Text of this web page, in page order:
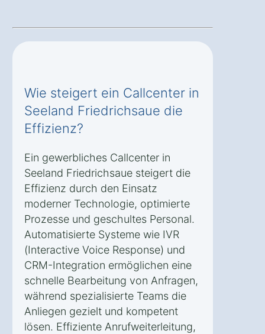
Wie steigert ein Callcenter in
Seeland Friedrichsaue die
Effizienz?
Ein gewerbliches Callcenter in
Seeland Friedrichsaue steigert die
Effizienz durch den Einsatz
moderner Technologie, optimierte
Prozesse und geschultes Personal.
Automatisierte Systeme wie IVR
(Interactive Voice Response) und
CRM-Integration ermöglichen eine
schnelle Bearbeitung von Anfragen,
während spezialisierte Teams die
Anliegen gezielt und kompetent
lösen. Effiziente Anrufweiterleitung,